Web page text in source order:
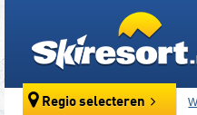
Regio selecteren